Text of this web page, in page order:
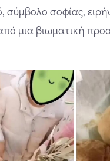
σύμβολο σοφίας,
μια βιωματική